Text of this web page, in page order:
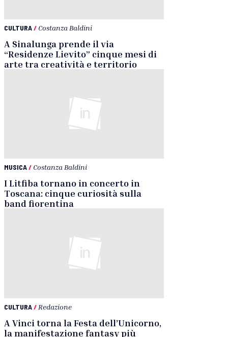
CULTURA/ Costanza Baldini
A Sinalunga prende il via
“Residenze Lievito” cinque mesi di
arte tra creatività e territorio
MUSICA/ Costanza Baldini
I Litfiba tornano in concerto in
Toscana: cinque curiosità sulla
band fiorentina
CULTURA/ Redazione
A Vinci torna la Festa dell’Unicorno,
la manifestazione fantasy più